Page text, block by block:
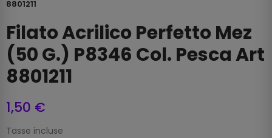
8801211
Filato Acrilico Perfetto Mez
(50 G.) P8346 Col. Pesca Art
8801211
1,50 €
Tasse incluse